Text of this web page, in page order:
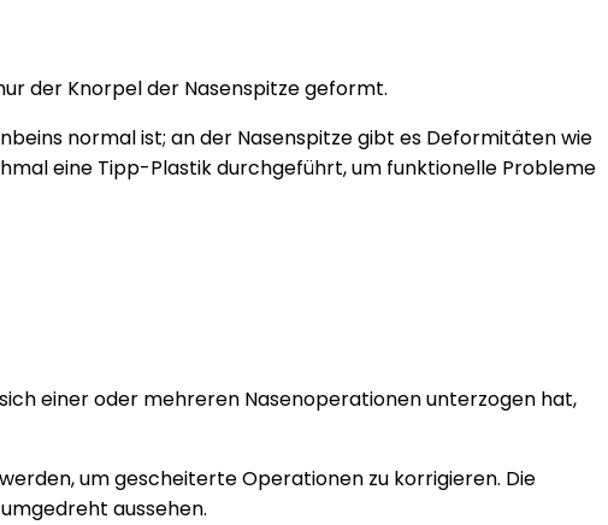
der Knorpel der Nasenspitze geformt.
normal ist; an der Nasenspitze gibt es Deformitäten wie
eine Tipp-Plastik durchgeführt, um funktionelle Probleme
einer oder mehreren Nasenoperationen unterzogen hat,
um gescheiterte Operationen zu korrigieren. Die
aussehen.